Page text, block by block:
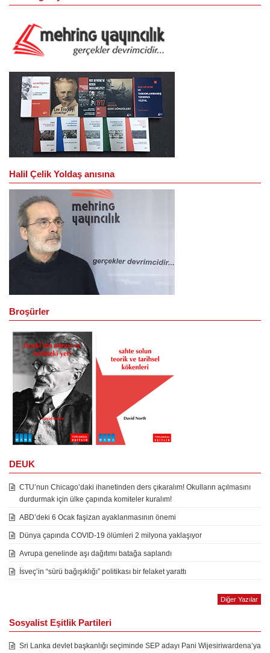
Halil Çelik Yoldaş anısına
Broşürler
DEUK
CTU’nun Chicago’daki ihanetinden ders çıkaralım! Okulların açılmasını
durdurmak için ülke çapında komiteler kuralım!
ABD’deki 6 Ocak faşizan ayaklanmasının önemi
Dünya çapında COVID-19 ölümleri 2 milyona yaklaşıyor
Avrupa genelinde aşı dağıtımı batağa saplandı
İsveç’in “sürü bağışıklığı” politikası bir felaket yarattı
Diğer Yazılar
Sosyalist Eşitlik Partileri
Sri Lanka devlet başkanlığı seçiminde SEP adayı Pani Wijesiriwardena’ya